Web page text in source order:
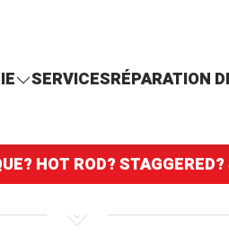
SERVICESRÉPARATION
HOT ROD?